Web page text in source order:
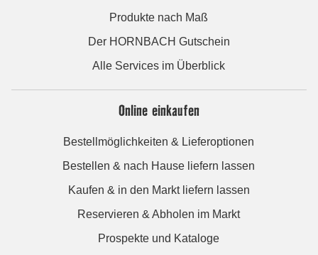
Produkte nach Maß
Der HORNBACH Gutschein
Alle Services im Überblick
Online einkaufen
Bestellmöglichkeiten & Lieferoptionen
Bestellen & nach Hause liefern lassen
Kaufen & in den Markt liefern lassen
Reservieren & Abholen im Markt
Prospekte und Kataloge